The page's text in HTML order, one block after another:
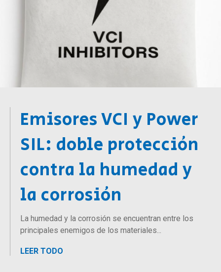
Emisores VCI y Power
SIL: doble protección
contra la humedad y
la corrosión
La humedad y la corrosión se encuentran entre los
principales enemigos de los materiales...
LEER TODO